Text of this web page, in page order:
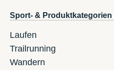
Sport- & Produktkategorien
Laufen
Trailrunning
Wandern